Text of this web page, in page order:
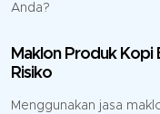
Anda?
Maklon Produk Kopi
Risiko
Menggunakan jasa